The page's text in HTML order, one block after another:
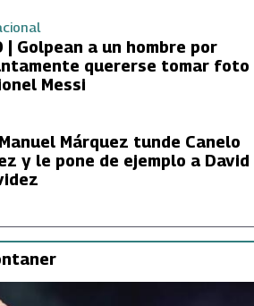
| Golpean a un hombre por
quererse tomar foto
Messi
Márquez tunde Canelo
y le pone de ejemplo a David